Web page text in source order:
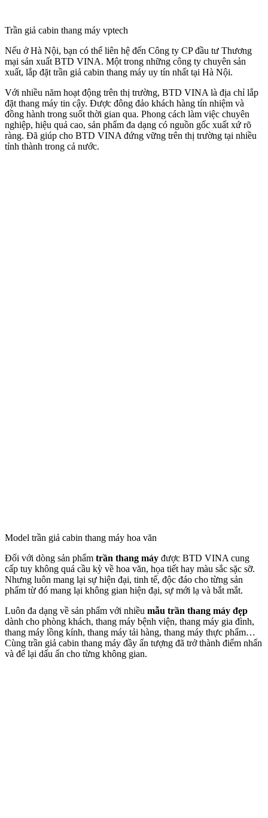
Trần giả cabin thang máy vptech
Nếu ở Hà Nội, bạn có thể liên hệ đến Công ty CP đầu tư Thương
mại sản xuất BTD VINA. Một trong những công ty chuyên sản
xuất, lắp đặt trần giả cabin thang máy uy tín nhất tại Hà Nội.
Với nhiều năm hoạt động trên thị trường, BTD VINA là địa chỉ lắp
đặt thang máy tin cậy. Được đông đảo khách hàng tín nhiệm và
đồng hành trong suốt thời gian qua. Phong cách làm việc chuyên
nghiệp, hiệu quả cao, sản phẩm đa dạng có nguồn gốc xuất xứ rõ
ràng. Đã giúp cho BTD VINA đứng vững trên thị trường tại nhiều
tỉnh thành trong cả nước.
Model trần giả cabin thang máy hoa văn
Đối với dòng sản phẩm trần thang máy được BTD VINA cung
cấp tuy không quá cầu kỳ về hoa văn, họa tiết hay màu sắc sặc sỡ.
Nhưng luôn mang lại sự hiện đại, tinh tế, độc đáo cho từng sản
phẩm từ đó mang lại không gian hiện đại, sự mới lạ và bắt mắt.
Luôn đa dạng về sản phẩm với nhiều mẫu trần thang máy đẹp
dành cho phòng khách, thang máy bệnh viện, thang máy gia đình,
thang máy lồng kính, thang máy tải hàng, thang máy thực phẩm…
Cùng trần giả cabin thang máy đầy ấn tượng đã trở thành điểm nhấn
và để lại dấu ấn cho từng không gian.